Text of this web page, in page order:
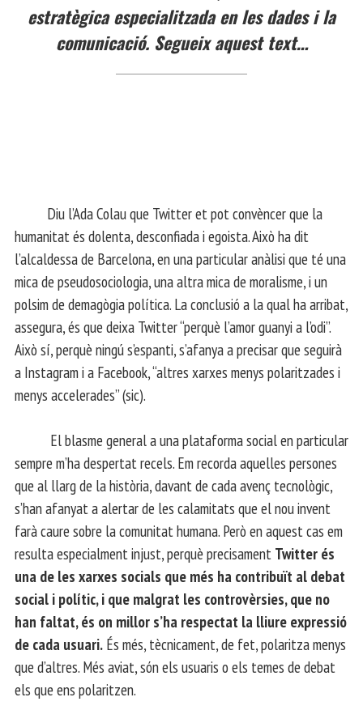
estratègica especialitzada en les dades i la
comunicació. Segueix aquest text…
Diu l’Ada Colau que Twitter et pot convèncer que la
humanitat és dolenta, desconfiada i egoista. Això ha dit
l’alcaldessa de Barcelona, en una particular anàlisi que té una
mica de pseudosociologia, una altra mica de moralisme, i un
polsim de demagògia política. La conclusió a la qual ha arribat,
assegura, és que deixa Twitter “perquè l’amor guanyi a l’odi”.
Això sí, perquè ningú s’espanti, s’afanya a precisar que seguirà
a Instagram i a Facebook, “altres xarxes menys polaritzades i
menys accelerades” (sic).
El blasme general a una plataforma social en particular
sempre m’ha despertat recels. Em recorda aquelles persones
que al llarg de la història, davant de cada avenç tecnològic,
s’han afanyat a alertar de les calamitats que el nou invent
farà caure sobre la comunitat humana. Però en aquest cas em
resulta especialment injust, perquè precisament Twitter és
una de les xarxes socials que més ha contribuït al debat
social i polític, i que malgrat les controvèrsies, que no
han faltat, és on millor s’ha respectat la lliure expressió
de cada usuari. És més, tècnicament, de fet, polaritza menys
que d’altres. Més aviat, són els usuaris o els temes de debat
els que ens polaritzen.